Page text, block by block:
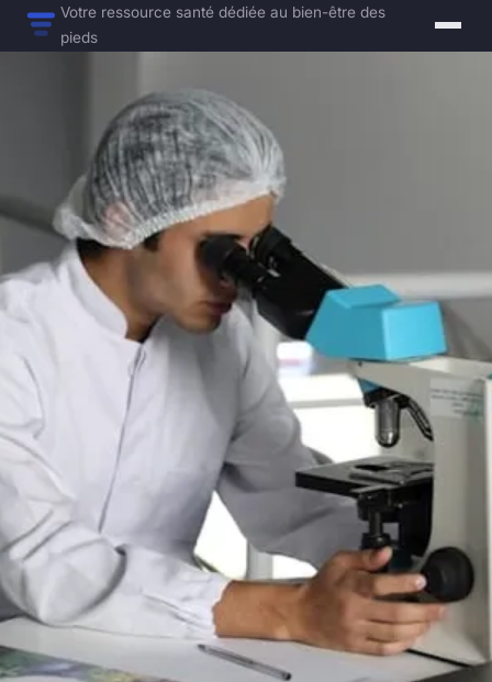
Votre ressource santé dédiée au bien-être des
pieds